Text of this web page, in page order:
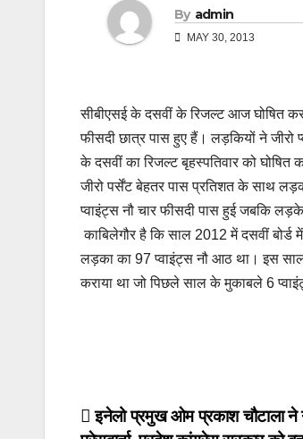
By admin
MAY 30, 2013
सीबीएसई के दसवीं के रिजल्ट आज घोषित कर
फीसदी छात्र पास हुए हैं। लड़कियों ने जीरो
के दसवीं का रिजल्ट बृहस्पतिवार को घोषित
जीरो पर्सेंट बेहतर पास प्रतिशत के साथ
प्वाइंट्स नौ चार फीसदी पास हुई जबकि
काबिलेगौर है कि साल 2012 में दसवीं
लड़का का 97 प्वाइंट्स नौ आठ था। इस साल
कराया था जो पिछले साल के मुकाबले 6
Post
इनेलो प्रमुख ओम प्रकाश चौटाला ने